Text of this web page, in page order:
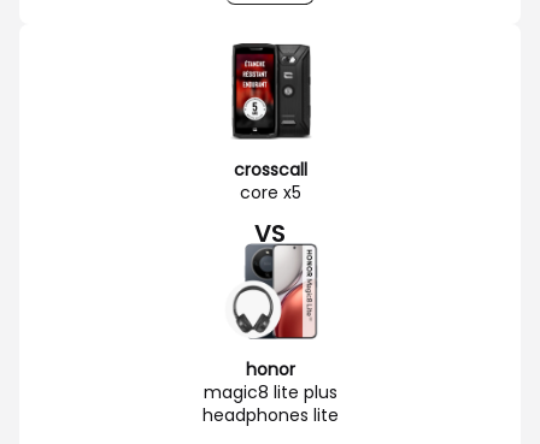
crosscall
core x5
VS
honor
magic8 lite plus
headphones lite